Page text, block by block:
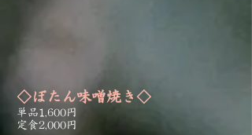
◇ぼたん味噌焼き◇
単品1,600円
定食2,000円